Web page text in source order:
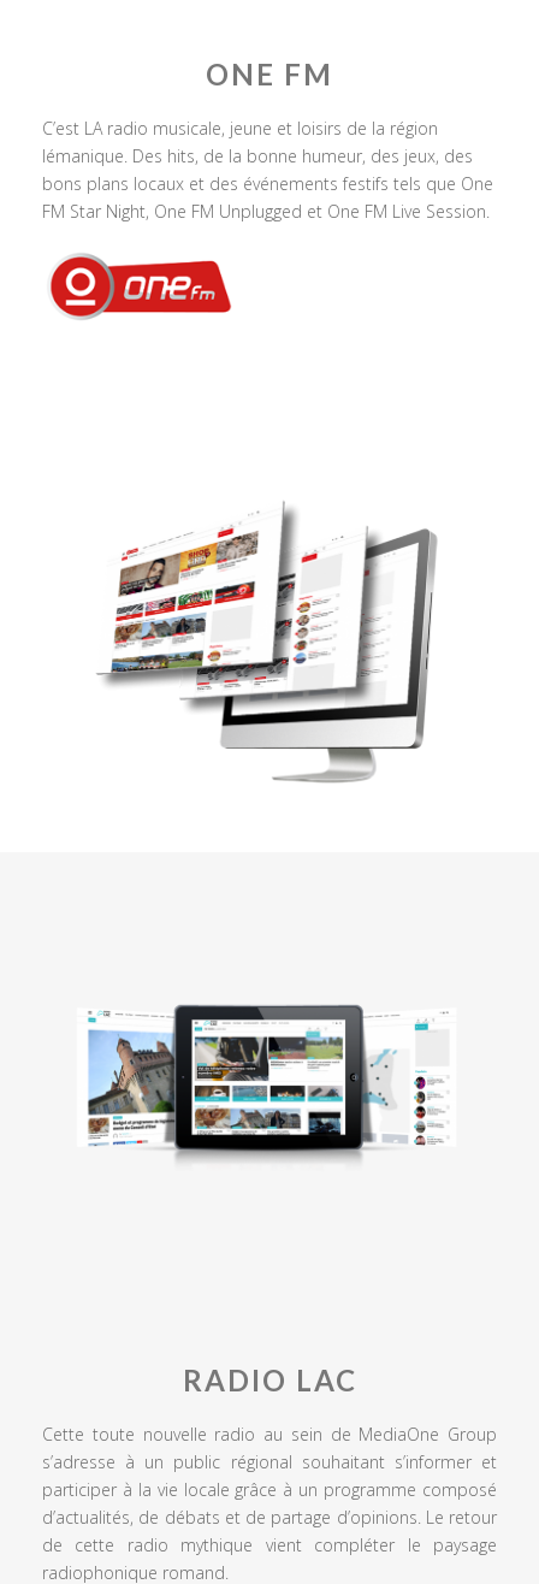
ONE FM
C’est LA radio musicale, jeune et loisirs de la région
lémanique. Des hits, de la bonne humeur, des jeux, des
bons plans locaux et des événements festifs tels que One
FM Star Night, One FM Unplugged et One FM Live Session.
RADIO LAC
Cette toute nouvelle radio au sein de MediaOne Group
s’adresse à un public régional souhaitant s’informer et
participer à la vie locale grâce à un programme composé
d’actualités, de débats et de partage d’opinions. Le retour
de cette radio mythique vient compléter le paysage
radiophonique romand.